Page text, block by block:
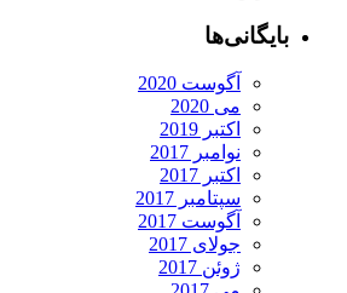
آگوست 2020
سپتامبر 2017
آگوست 2017
جولای 2017